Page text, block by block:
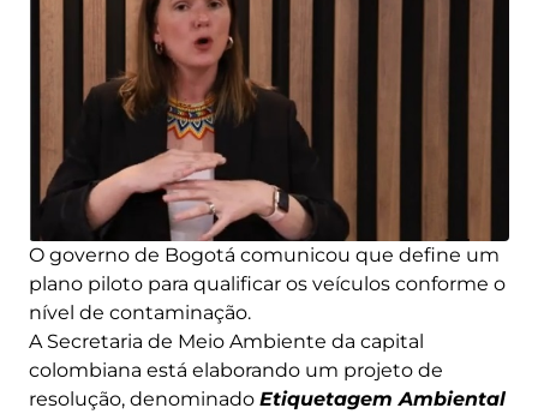
O governo de Bogotá comunicou que define um
plano piloto para qualificar os veículos conforme o
nível de contaminação.
A Secretaria de Meio Ambiente da capital
colombiana está elaborando um projeto de
resolução, denominado Etiquetagem Ambiental